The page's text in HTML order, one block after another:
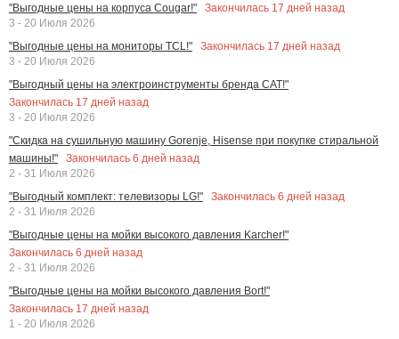
"Выгодные цены на корпуса Cougar!"
Закончилась 17 дней назад
3 - 20 Июля 2026
"Выгодные цены на мониторы TCL!"
Закончилась 17 дней назад
3 - 20 Июля 2026
"Выгодный цены на электроинструменты бренда CAT!"
Закончилась 17 дней назад
3 - 20 Июля 2026
"Скидка на сушильную машину Gorenje, Hisense при покупке стиральной
машины!"
Закончилась 6 дней назад
2 - 31 Июля 2026
"Выгодный комплект: телевизоры LG!"
Закончилась 6 дней назад
2 - 31 Июля 2026
"Выгодные цены на мойки высокого давления Karcher!"
Закончилась 6 дней назад
2 - 31 Июля 2026
"Выгодные цены на мойки высокого давления Bort!"
Закончилась 17 дней назад
1 - 20 Июля 2026